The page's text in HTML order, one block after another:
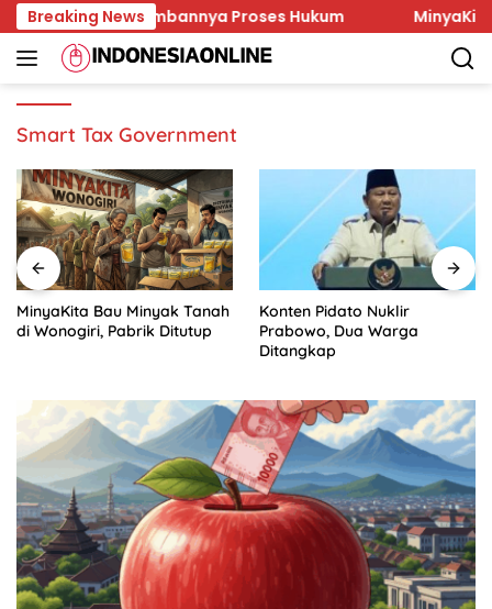
Skip
to
content
Breaking News
dan Lambannya Proses Hukum MinyaKita
Smart Tax Government
MinyaKita Bau Minyak Tanah
di Wonogiri, Pabrik Ditutup
Konten Pidato Nuklir
Prabowo, Dua Warga
Ditangkap